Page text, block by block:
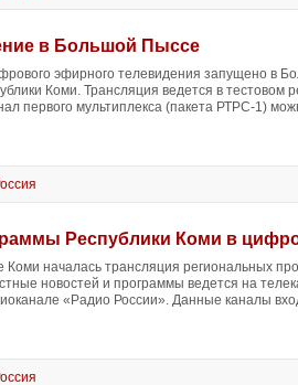
в Большой Пыссе
эфирного телевидения запущено в
Коми. Трансляция ведется в тестовом
первого мультиплекса (пакета РТРС-1)
Республики Коми в
Коми началась трансляция региональных
новостей и программы ведется на
«Радио России». Данные каналы